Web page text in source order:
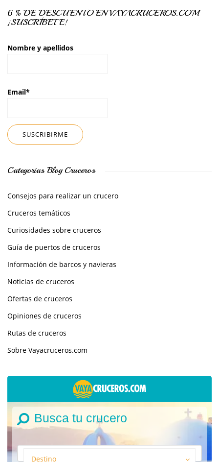
6 % DE DESCUENTO EN VAYACRUCEROS.COM
¡SUSCRÍBETE!
Nombre y apellidos
Email*
Categorías Blog Cruceros
Consejos para realizar un crucero
Cruceros temáticos
Curiosidades sobre cruceros
Guía de puertos de cruceros
Información de barcos y navieras
Noticias de cruceros
Ofertas de cruceros
Opiniones de cruceros
Rutas de cruceros
Sobre Vayacruceros.com
Busca tu crucero
Destino